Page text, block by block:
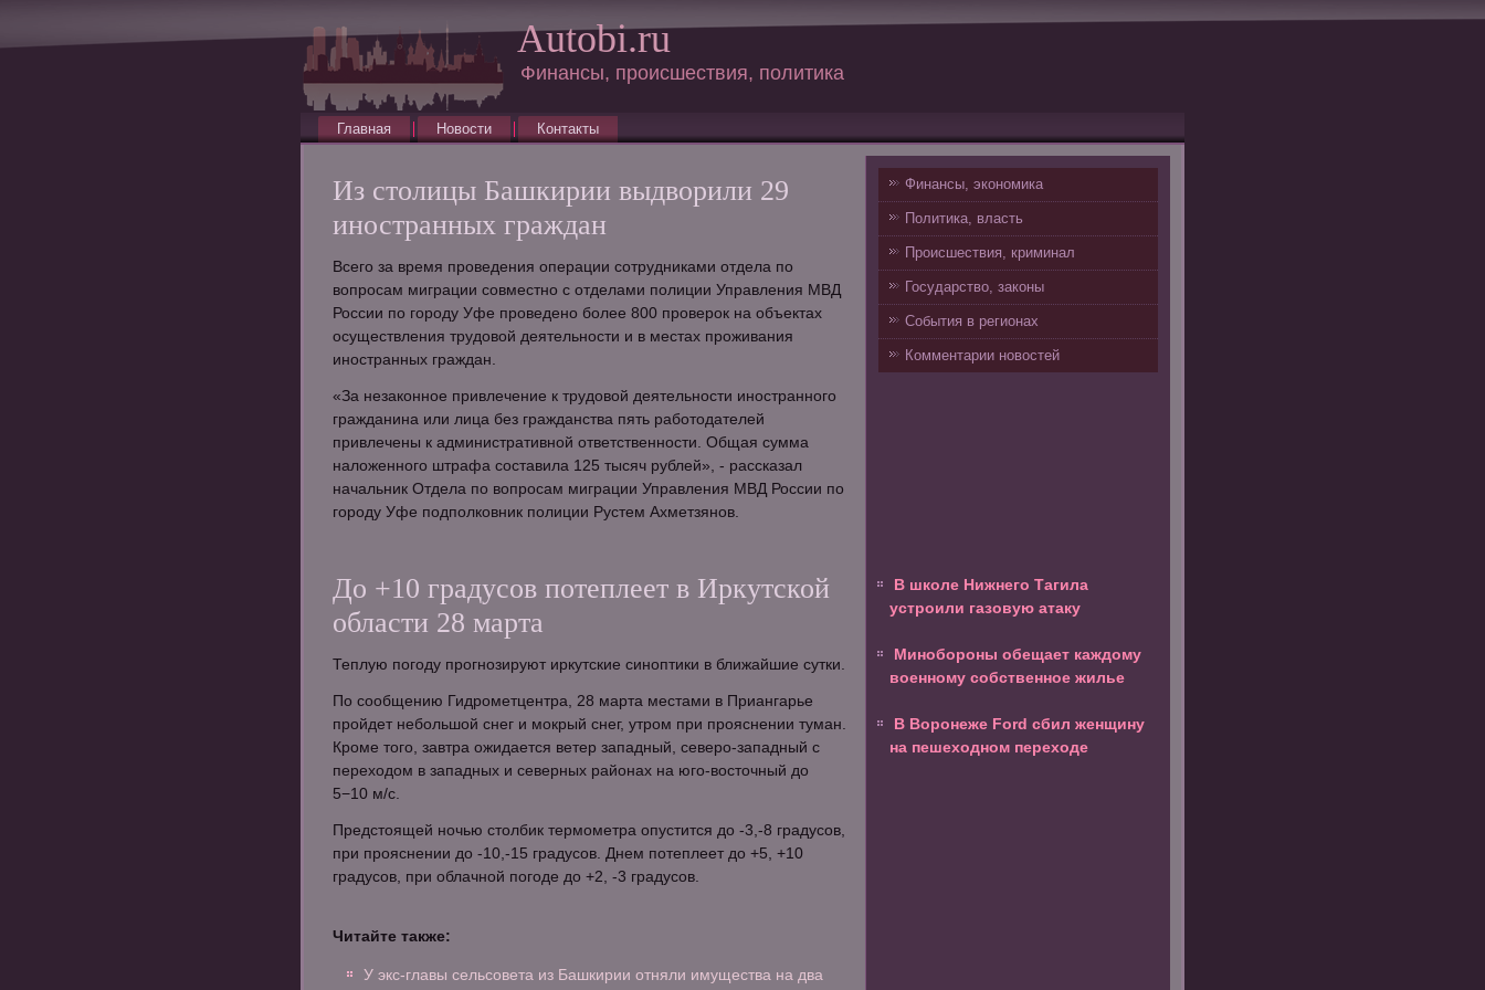
Autobi.ru
Финансы, происшествия, политика
Главная Новости Контакты
Из столицы Башкирии выдворили 29
иностранных граждан
Всего за время проведения операции сотрудниками отдела по
вопросам миграции совместно с отделами полиции Управления МВД
России по городу Уфе проведено более 800 проверок на объектах
осуществления трудовой деятельности и в местах проживания
иностранных граждан.
«За незаконное привлечение к трудовой деятельности иностранного
гражданина или лица без гражданства пять работодателей
привлечены к административной ответственности. Общая сумма
наложенного штрафа составила 125 тысяч рублей», - рассказал
начальник Отдела по вопросам миграции Управления МВД России по
городу Уфе подполковник полиции Рустем Ахметзянов.
До +10 градусов потеплеет в Иркутской
области 28 марта
Теплую погоду прогнозируют иркутские синоптики в ближайшие сутки.
По сообщению Гидрометцентра, 28 марта местами в Приангарье
пройдет небольшой снег и мокрый снег, утром при прояснении туман.
Кроме того, завтра ожидается ветер западный, северо-западный с
переходом в западных и северных районах на юго-восточный до
5−10 м/с.
Предстоящей ночью столбик термометра опустится до -3,-8 градусов,
при прояснении до -10,-15 градусов. Днем потеплеет до +5, +10
градусов, при облачной погоде до +2, -3 градусов.
Читайте также:
У экс-главы сельсовета из Башкирии отняли имущества на два
Финансы, экономика
Политика, власть
Происшествия, криминал
Государство, законы
События в регионах
Комментарии новостей
В школе Нижнего Тагила
устроили газовую атаку
Минобороны обещает каждому
военному собственное жилье
В Воронеже Ford сбил женщину
на пешеходном переходе